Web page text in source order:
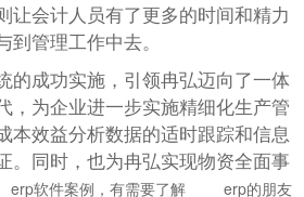
让会计人员有了更多的时间和精力
到管理工作中去。
的成功实施，引领冉弘迈向了一体
，为企业进一步实施精细化生产管
本效益分析数据的适时跟踪和信息
。同时，也为冉弘实现物资全面事
erp软件案例，有需要了解 erp的朋友